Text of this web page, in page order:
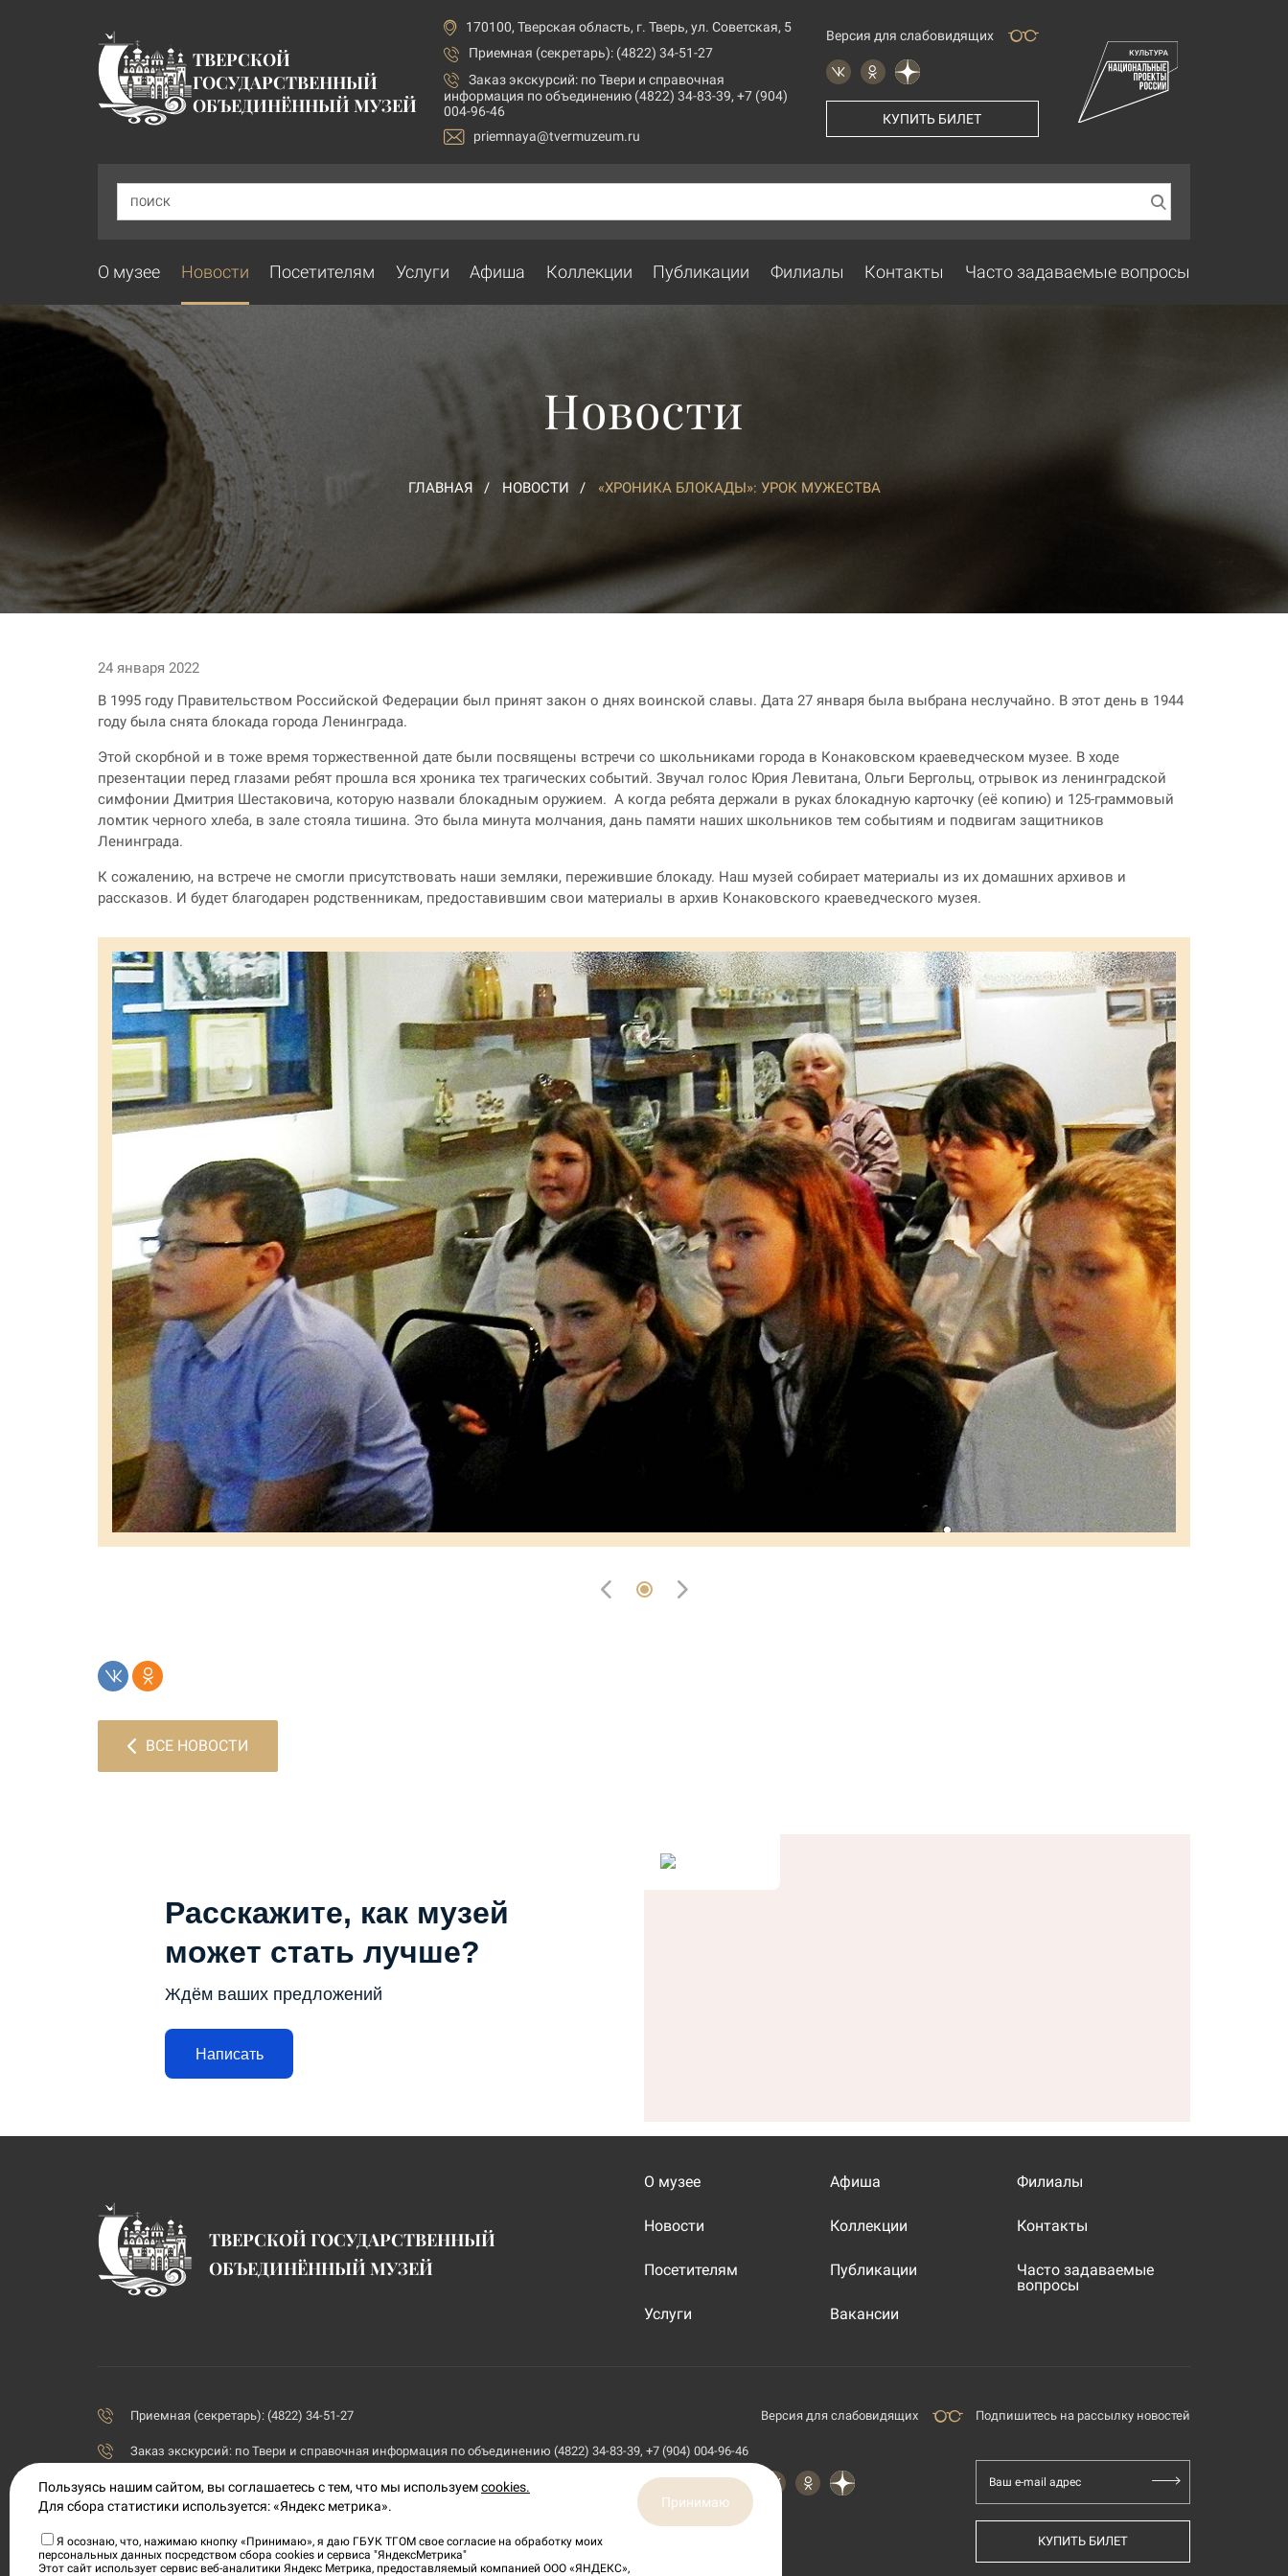
ТВЕРСКОЙ
ГОСУДАРСТВЕННЫЙ
ОБЪЕДИНЁННЫЙ МУЗЕЙ
170100, Тверская область, г. Тверь, ул. Советская, 5
Приемная (секретарь): (4822) 34-51-27
Заказ экскурсий: по Твери и справочная
информация по объединению (4822) 34-83-39, +7 (904)
004-96-46
priemnaya@tvermuzeum.ru
Версия для слабовидящих
КУПИТЬ БИЛЕТ
ПОИСК
О музее Новости Посетителям Услуги Афиша Коллекции Публикации Филиалы Контакты Часто задаваемые вопросы
Новости
ГЛАВНАЯ НОВОСТИ «ХРОНИКА БЛОКАДЫ»: УРОК МУЖЕСТВА
24 января 2022
В 1995 году Правительством Российской Федерации был принят закон о днях воинской славы. Дата 27 января была выбрана неслучайно. В этот день в 1944
году была снята блокада города Ленинграда.
Этой скорбной и в тоже время торжественной дате были посвящены встречи со школьниками города в Конаковском краеведческом музее. В ходе
презентации перед глазами ребят прошла вся хроника тех трагических событий. Звучал голос Юрия Левитана, Ольги Бергольц, отрывок из ленинградской
симфонии Дмитрия Шестаковича, которую назвали блокадным оружием. А когда ребята держали в руках блокадную карточку (её копию) и 125-граммовый
ломтик черного хлеба, в зале стояла тишина. Это была минута молчания, дань памяти наших школьников тем событиям и подвигам защитников
Ленинграда.
К сожалению, на встрече не смогли присутствовать наши земляки, пережившие блокаду. Наш музей собирает материалы из их домашних архивов и
рассказов. И будет благодарен родственникам, предоставившим свои материалы в архив Конаковского краеведческого музея.
ВСЕ НОВОСТИ
Расскажите, как музей
может стать лучше?
Ждём ваших предложений
Написать
ТВЕРСКОЙ ГОСУДАРСТВЕННЫЙ
ОБЪЕДИНЁННЫЙ МУЗЕЙ
О музее
Новости
Посетителям
Услуги
Афиша
Коллекции
Публикации
Вакансии
Филиалы
Контакты
Часто задаваемые
вопросы
Приемная (секретарь): (4822) 34-51-27
Заказ экскурсий: по Твери и справочная информация по объединению (4822) 34-83-39, +7 (904) 004-96-46
priemnaya@tvermuzeum.ru
Политика конфиденциальности
Версия для слабовидящих Подпишитесь на рассылку новостей
Ваш e-mail адрес
КУПИТЬ БИЛЕТ
Пользуясь нашим сайтом, вы соглашаетесь с тем, что мы используемcookies.
Для сбора статистики используется: «Яндекс метрика».
Я осознаю, что, нажимаю кнопку «Принимаю», я даю ГБУК ТГОМ свое согласие на обработку моих
персональных данных посредством сбора cookies и сервиса "ЯндексМетрика"
Этот сайт использует сервис веб-аналитики Яндекс Метрика, предоставляемый компанией ООО «ЯНДЕКС»,
Принимаю